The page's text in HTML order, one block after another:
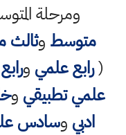
ومرحلة
متوسط وثالث
(رابع علمي و
علمي تطبيقي و
ادبي وسادس